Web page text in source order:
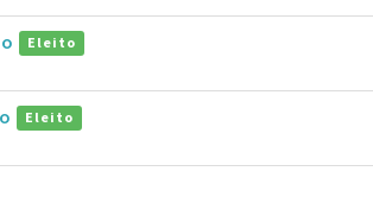
Eleito
Eleito